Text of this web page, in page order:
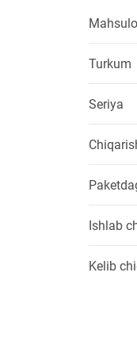
Turkum
Seriya
Ishlab
Kelib